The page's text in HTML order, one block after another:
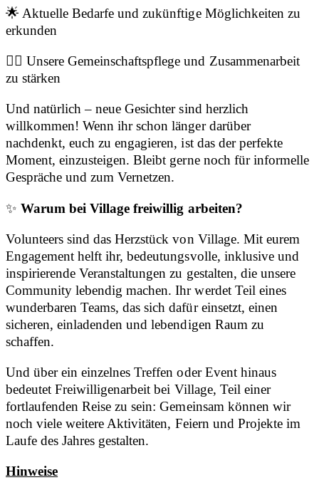
🌟 Aktuelle Bedarfe und zukünftige Möglichkeiten zu
erkunden
🏳️‍🌈 Unsere Gemeinschaftspflege und Zusammenarbeit
zu stärken
Und natürlich – neue Gesichter sind herzlich
willkommen! Wenn ihr schon länger darüber
nachdenkt, euch zu engagieren, ist das der perfekte
Moment, einzusteigen. Bleibt gerne noch für informelle
Gespräche und zum Vernetzen.
✨Warum bei Village freiwillig arbeiten?
Volunteers sind das Herzstück von Village. Mit eurem
Engagement helft ihr, bedeutungsvolle, inklusive und
inspirierende Veranstaltungen zu gestalten, die unsere
Community lebendig machen. Ihr werdet Teil eines
wunderbaren Teams, das sich dafür einsetzt, einen
sicheren, einladenden und lebendigen Raum zu
schaffen.
Und über ein einzelnes Treffen oder Event hinaus
bedeutet Freiwilligenarbeit bei Village, Teil einer
fortlaufenden Reise zu sein: Gemeinsam können wir
noch viele weitere Aktivitäten, Feiern und Projekte im
Laufe des Jahres gestalten.
Hinweise